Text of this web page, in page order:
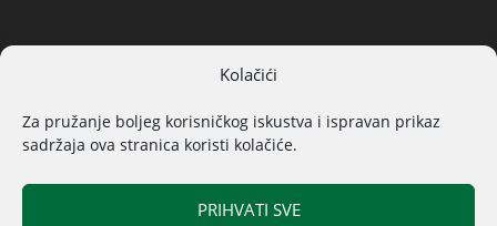
Kolačići
Za pružanje boljeg korisničkog iskustva i ispravan prikaz
sadržaja ova stranica koristi kolačiće.
PRIHVATI SVE